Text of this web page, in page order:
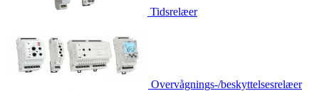
Tidsrelæer
Overvågnings-/beskyttelsesrelæer